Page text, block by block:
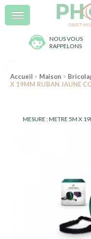
NOUS VOUS
RAPPELONS
Menu
Accueil > Maison >
X 19MM RUBAN JAUNE
MESURE : METRE 5M X